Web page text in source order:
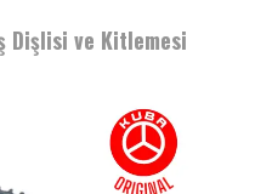
VELOCE 150
BLUEBERRY
Dişlisi ve Kitlemesi